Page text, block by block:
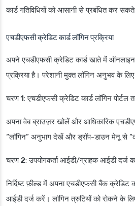
कार्ड गतिविधियों को आसानी से प्रबंधित कर
एचडीएफसी क्रेडिट कार्ड लॉगिन प्रक्रिया
अपने एचडीएफसी क्रेडिट कार्ड खाते में
प्रक्रिया है। परेशानी मुक्त लॉगिन अनुभव के
चरण 1: एचडीएफसी क्रेडिट कार्ड लॉगिन पोर्टल
अपना वेब ब्राउज़र खोलें और आधिकारिक
“लॉगिन” अनुभाग देखें और ड्रॉप-डाउन मेनू से
चरण 2: उपयोगकर्ता आईडी/ग्राहक आईडी दर्ज
निर्दिष्ट फ़ील्ड में अपना एचडीएफसी बैंक क्रेडिट
आईडी दर्ज करें। लॉगिन त्रुटियों को रोकने के